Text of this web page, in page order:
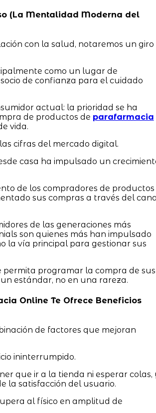
(La Mentalidad Moderna del
con la salud, notaremos un giro
como un lugar de
de confianza para el cuidado
actual: la prioridad se ha
de productos de parafarmacia
vida.
cifras del mercado digital.
casa ha impulsado un
de los compradores de productos
sus compras a través del
de las generaciones más
son quienes más han impulsado
la vía principal para gestionar sus
programar la compra de sus
estándar, no en una rareza.
Online Te Ofrece Beneficios
de factores que mejoran
ininterrumpido.
que ir a la tienda ni esperar colas,
la satisfacción del usuario.
al físico en amplitud de